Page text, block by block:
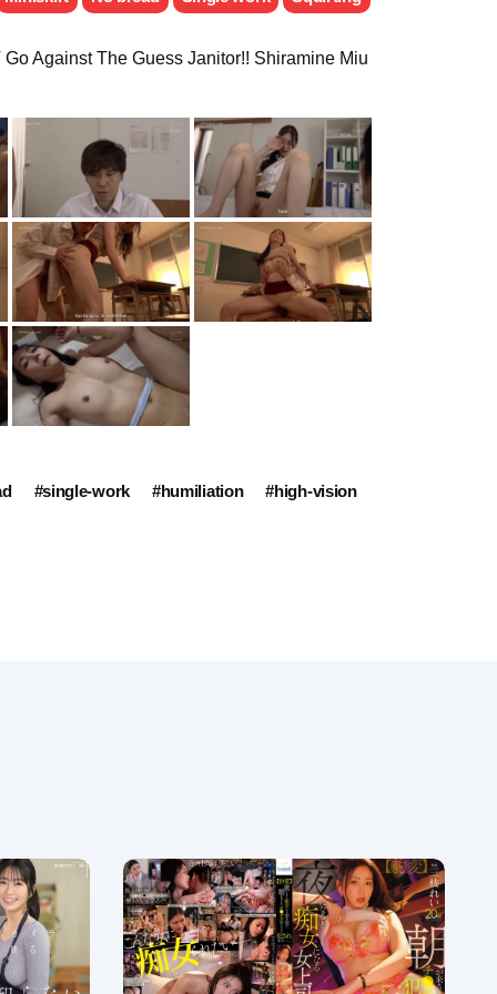
Against The Guess Janitor!! Shiramine Miu
#single-work #humiliation #high-vision